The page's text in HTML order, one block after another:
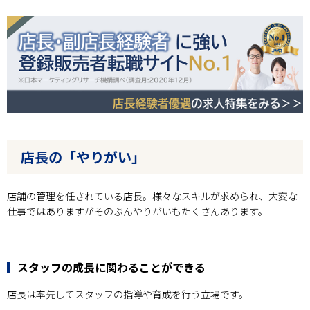
店長の「やりがい」
店舗の管理を任されている店長。様々なスキルが求められ、大変な
仕事ではありますがそのぶんやりがいもたくさんあります。
スタッフの成長に関わることができる
店長は率先してスタッフの指導や育成を行う立場です。